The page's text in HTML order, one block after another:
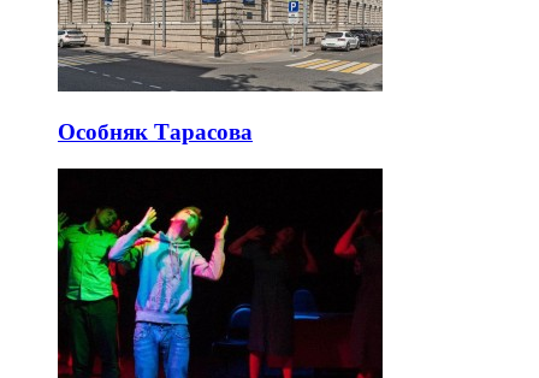
Особняк Тарасова